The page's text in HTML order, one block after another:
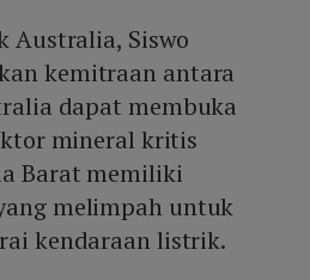
Australia, Siswo
kemitraan antara
dapat membuka
mineral kritis
Barat memiliki
melimpah untuk
kendaraan listrik.